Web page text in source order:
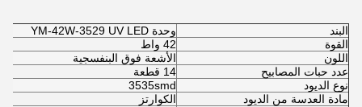
البند
وحدة YM-42W-3529 UV LED
القوة
42 واط
اللون
الأشعة فوق البنفسجية
عدد حبات المصابيح
14 قطعة
نوع الديود
3535smd
مادة العدسة من الديود
الكوارتز